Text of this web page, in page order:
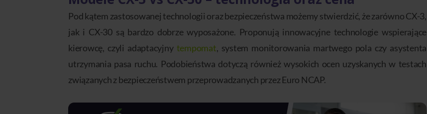
Pod kątem zastosowanej technologii oraz bezpieczeństwa możemy stwierdzić, że zarówno CX-3,
jak i CX-30 są bardzo dobrze wyposażone. Proponują innowacyjne technologie wspierające
kierowcę, czyli adaptacyjny tempomat, system monitorowania martwego pola czy asystenta
utrzymania pasa ruchu. Podobieństwa dotyczą również wysokich ocen uzyskanych w testach
związanych z bezpieczeństwem przeprowadzanych przez Euro NCAP.